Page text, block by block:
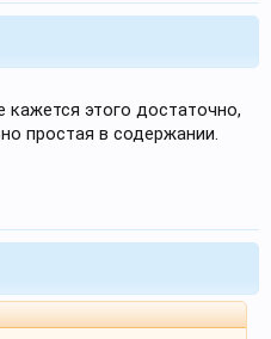
этого достаточно,
простая в содержании.